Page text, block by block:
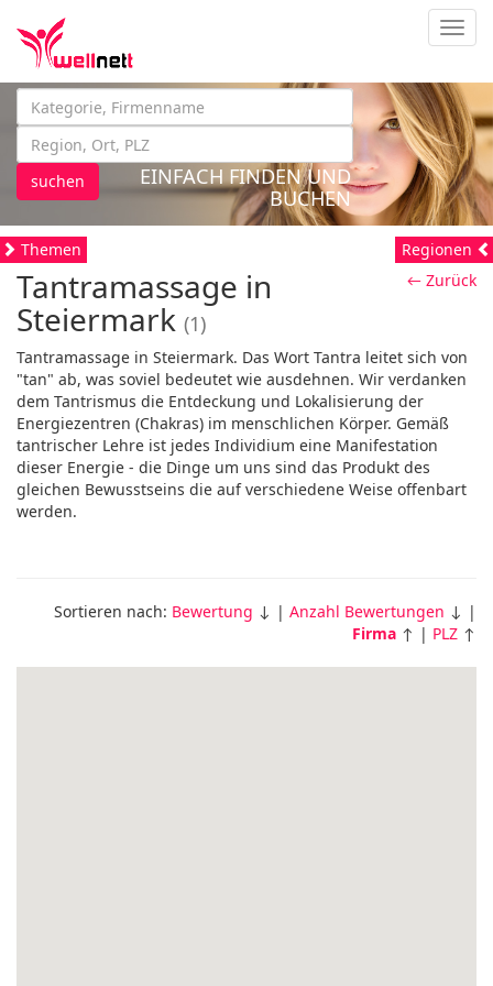
suchen
EINFACH FINDEN UND
BUCHEN
Themen
← Zurück
Tantramassage in
Steiermark (1)
Tantramassage in Steiermark. Das Wort Tantra leitet sich von
"tan" ab, was soviel bedeutet wie ausdehnen. Wir verdanken
dem Tantrismus die Entdeckung und Lokalisierung der
Energiezentren (Chakras) im menschlichen Körper. Gemäß
tantrischer Lehre ist jedes Individium eine Manifestation
dieser Energie - die Dinge um uns sind das Produkt des
gleichen Bewusstseins die auf verschiedene Weise offenbart
werden.
Sortieren nach: Bewertung ↓ | Anzahl Bewertungen ↓ |
Firma ↑ | PLZ ↑
Regionen